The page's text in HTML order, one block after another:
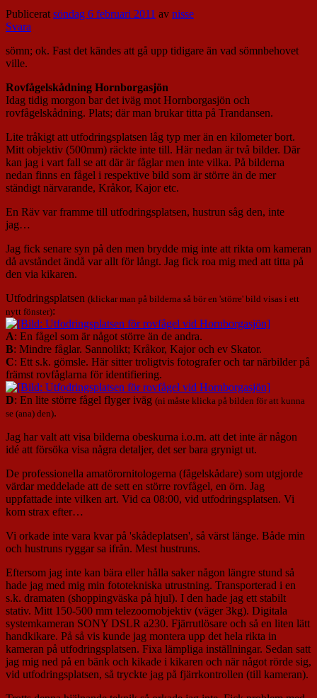
Publicerat söndag 6 februari 2011 av nisse
Svara
sömn; ok. Fast det kändes att gå upp tidigare än vad sömnbehovet
ville.
Rovfågelskådning Hornborgasjön
Idag tidig morgon bar det iväg mot Hornborgasjön och
rovfågelskådning. Plats; där man brukar titta på Trandansen.
Lite tråkigt att utfodringsplatsen låg typ mer än en kilometer bort.
Mitt objektiv (500mm) räckte inte till. Här nedan är två bilder. Där
kan jag i vart fall se att där är fåglar men inte vilka. På bilderna
nedan finns en fågel i respektive bild som är större än de mer
ständigt närvarande, Kråkor, Kajor etc.
En Räv var framme till utfodringsplatsen, hustrun såg den, inte
jag…
Jag fick senare syn på den men brydde mig inte att rikta om kameran
då avståndet ändå var allt för långt. Jag fick roa mig med att titta på
den via kikaren.
Utfodringsplatsen (klickar man på bilderna så bör en 'större' bild visas i ett
nytt fönster):
A: En fågel som är något större än de andra.
B: Mindre fåglar. Sannolikt; Kråkor, Kajor och ev Skator.
C: Ett s.k. gömsle. Här sitter troligtvis fotografer och tar närbilder på
främst rovfåglarna för identifiering.
D: En lite större fågel flyger iväg (ni måste klicka på bilden för att kunna
se (ana) den).
Jag har valt att visa bilderna obeskurna i.o.m. att det inte är någon
idé att försöka visa några detaljer, det ser bara grynigt ut.
De professionella amatörornitologerna (fågelskådare) som utgjorde
värdar meddelade att de sett en större rovfågel, en örn. Jag
uppfattade inte vilken art. Vid ca 08:00, vid utfodringsplatsen. Vi
kom strax efter…
Vi orkade inte vara kvar på 'skådeplatsen', så värst länge. Både min
och hustruns ryggar sa ifrån. Mest hustruns.
Eftersom jag inte kan bära eller hålla saker någon längre stund så
hade jag med mig min fototekniska utrustning. Transporterad i en
s.k. dramaten (shoppingväska på hjul). I den hade jag ett stabilt
stativ. Mitt 150-500 mm telezoomobjektiv (väger 3kg). Digitala
systemkameran SONY DSLR a230. Fjärrutlösare och så en liten lätt
handkikare. På så vis kunde jag montera upp det hela rikta in
kameran på utfodringsplatsen. Fixa lämpliga inställningar. Sedan satt
jag mig ned på en bänk och kikade i kikaren och när något rörde sig,
vid utfodringsplatsen, så tryckte jag på fjärrkontrollen (till kameran).